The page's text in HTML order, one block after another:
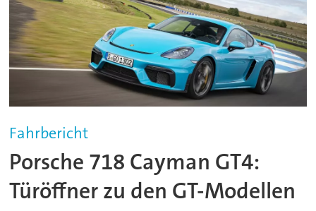
Fahrbericht
Porsche 718 Cayman GT4:
Türöffner zu den GT-Modellen